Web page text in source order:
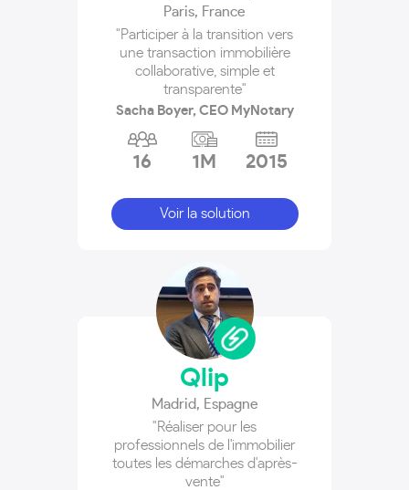
Paris, France
"Participer à la transition vers
une transaction immobilière
collaborative, simple et
transparente"
Sacha Boyer, CEO MyNotary
16 1M 2015
Voir la solution
Qlip
Madrid, Espagne
"Réaliser pour les
professionnels de l'immobilier
toutes les démarches d'après-
vente"